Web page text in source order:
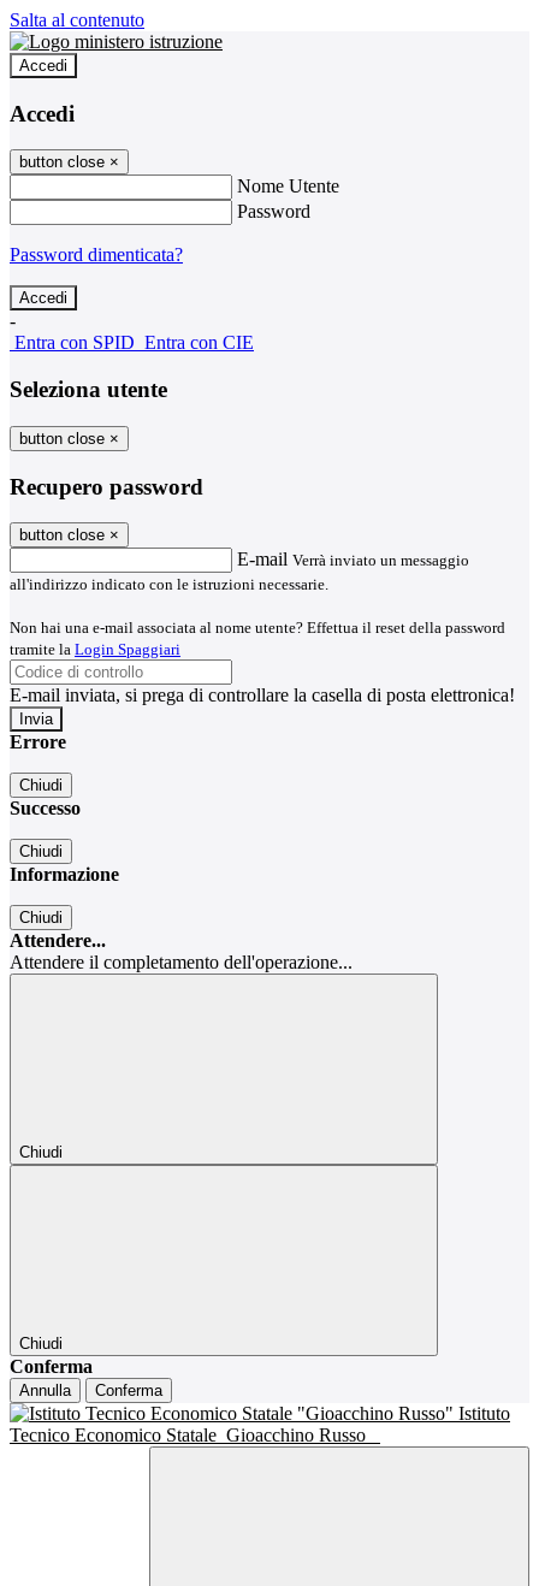
Salta al contenuto
Accedi
Accedi
button close ×
Nome Utente
Password
Password dimenticata?
-
Entra con SPID Entra con CIE
Seleziona utente
button close ×
Recupero password
button close ×
E-mail Verrà inviato un messaggio
all'indirizzo indicato con le istruzioni necessarie.
Non hai una e-mail associata al nome utente? Effettua il reset della password
tramite la Login Spaggiari
E-mail inviata, si prega di controllare la casella di posta elettronica!
Errore
Chiudi
Successo
Chiudi
Informazione
Chiudi
Attendere...
Attendere il completamento dell'operazione...
Chiudi
Chiudi
Conferma
Annulla Conferma
Istituto
Tecnico Economico Statale Gioacchino Russo